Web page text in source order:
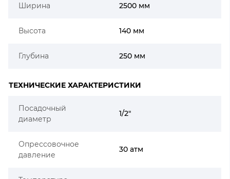
Ширина 2500 мм
Высота 140 мм
Глубина 250 мм
ТЕХНИЧЕСКИЕ ХАРАКТЕРИСТИКИ
Посадочный
диаметр
1/2"
Опрессовочное
давление
30 атм